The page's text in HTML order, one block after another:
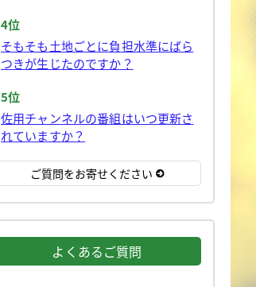
4位
そもそも土地ごとに負担水準にばら
つきが生じたのですか？
5位
佐用チャンネルの番組はいつ更新さ
れていますか？
ご質問をお寄せください
よくあるご質問